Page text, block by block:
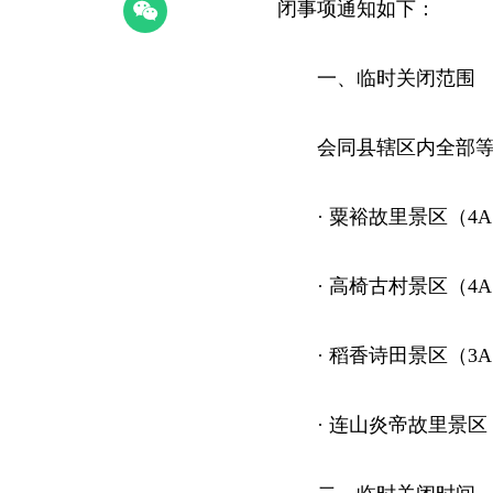
闭事项通知如下：
一、临时关闭范围
会同县辖区内全部
· 粟裕故里景区（4A
· 高椅古村景区（4A
· 稻香诗田景区（3A
· 连山炎帝故里景区